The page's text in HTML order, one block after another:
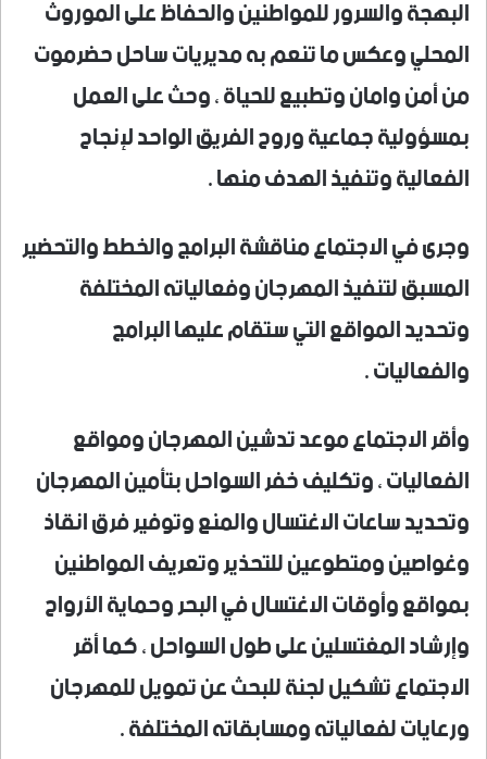
البهجة والسرور للمواطنين والحفاظ على الموروث
المحلي وعكس ما تنعم به مديريات ساحل حضرموت
من أمن وامان وتطبيع للحياة ، وحث على العمل
بمسؤولية جماعية وروح الفريق الواحد لإنجاح
الفعالية وتنفيذ الهدف منها .
وجرى في الاجتماع مناقشة البرامج والخطط والتحضير
المسبق لتنفيذ المهرجان وفعالياته المختلفة
وتحديد المواقع التي ستقام عليها البرامج
والفعاليات .
وأقر الاجتماع موعد تدشين المهرجان ومواقع
الفعاليات ، وتكليف خفر السواحل بتأمين المهرجان
وتحديد ساعات الاغتسال والمنع وتوفير فرق انقاذ
وغواصين ومتطوعين للتحذير وتعريف المواطنين
بمواقع وأوقات الاغتسال في البحر وحماية الأرواح
وإرشاد المغتسلين على طول السواحل ، كما أقر
الاجتماع تشكيل لجنة للبحث عن تمويل للمهرجان
ورعايات لفعالياته ومسابقاته المختلفة .